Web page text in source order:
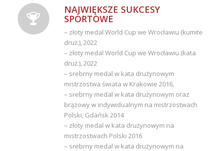
NAJWIĘKSZE SUKCESY
SPORTOWE
– złoty medal World Cup we Wrocławiu (kumite
druż.), 2022
– złoty medal World Cup we Wrocławiu (kata
druż.), 2022
– srebrny medal w kata drużynowym
mistrzostwa świata w Krakowie 2016,
– srebrny medal w kata drużynowym oraz
brązowy w indywidualnym na mistrzostwach
Polski, Gdańsk 2014
– złoty medal w kata drużynowym na
mistrzostwach Polski 2016
– srebrny medal w kata drużynowym na